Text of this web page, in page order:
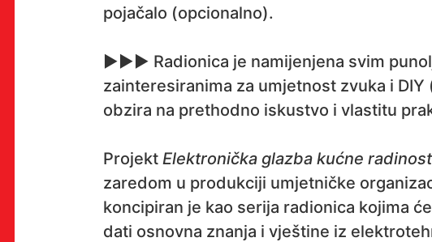
PRETPLATI SE
PROSTOR
(net.kulturni klub MaMa)
Preradovićeva 18,
10000 Zagreb
pojačalo (opcionalno).
►►► Radionica je namijenjena svim
zainteresiranima za umjetnost zvuka i
obzira na prethodno iskustvo i vlastitu
Projekt Elektronička glazba kućne
zaredom u produkciji umjetničke
koncipiran je kao serija radionica kojima
dati osnovna znanja i vještine iz